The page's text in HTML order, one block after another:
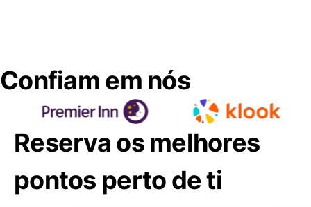
Confiam em nós
Reserva os melhores
pontos perto de ti